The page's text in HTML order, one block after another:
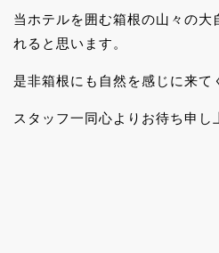
当ホテルを囲む箱根の山々の大
れると思います。
是非箱根にも自然を感じに来て
スタッフ一同心よりお待ち申し